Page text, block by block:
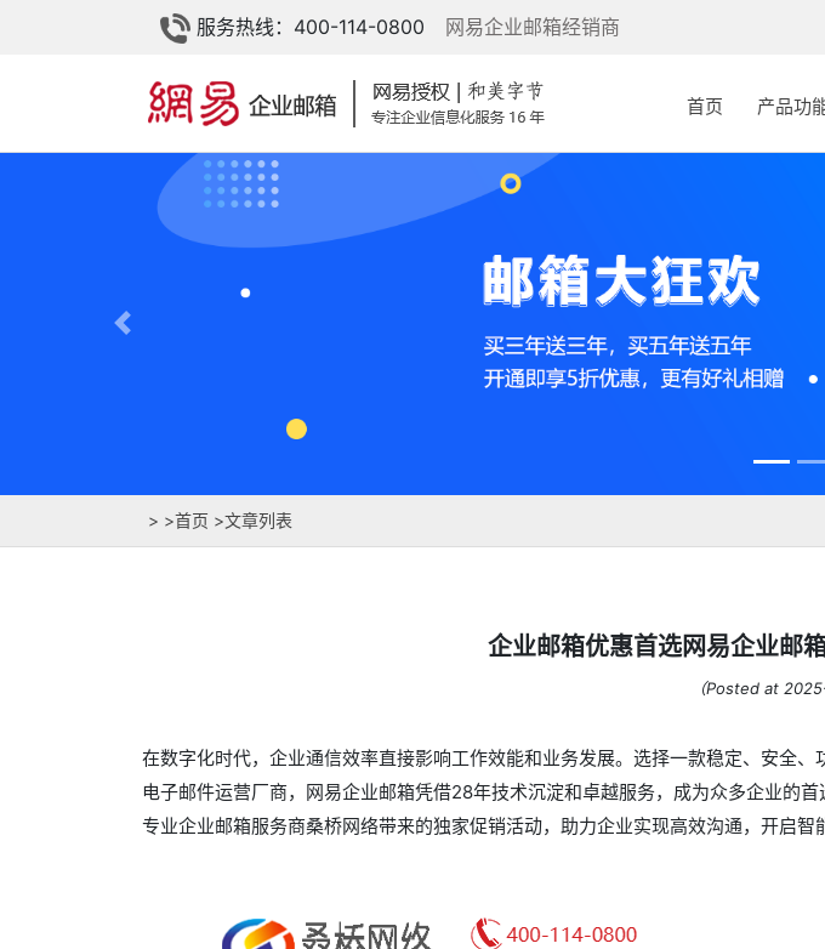
服务热线：400-114-0800 网易企业邮箱经销商
首页 (current)
产品功
Previous
> >首页 >文章列表
企业邮箱优惠首选网易企业邮
（Posted at
在数字化时代，企业通信效率直接影响工作效能和业务发展。选择一款稳定、安全
电子邮件运营厂商，网易企业邮箱凭借28年技术沉淀和卓越服务，成为众多企业的
专业企业邮箱服务商桑桥网络带来的独家促销活动，助力企业实现高效沟通，开启智